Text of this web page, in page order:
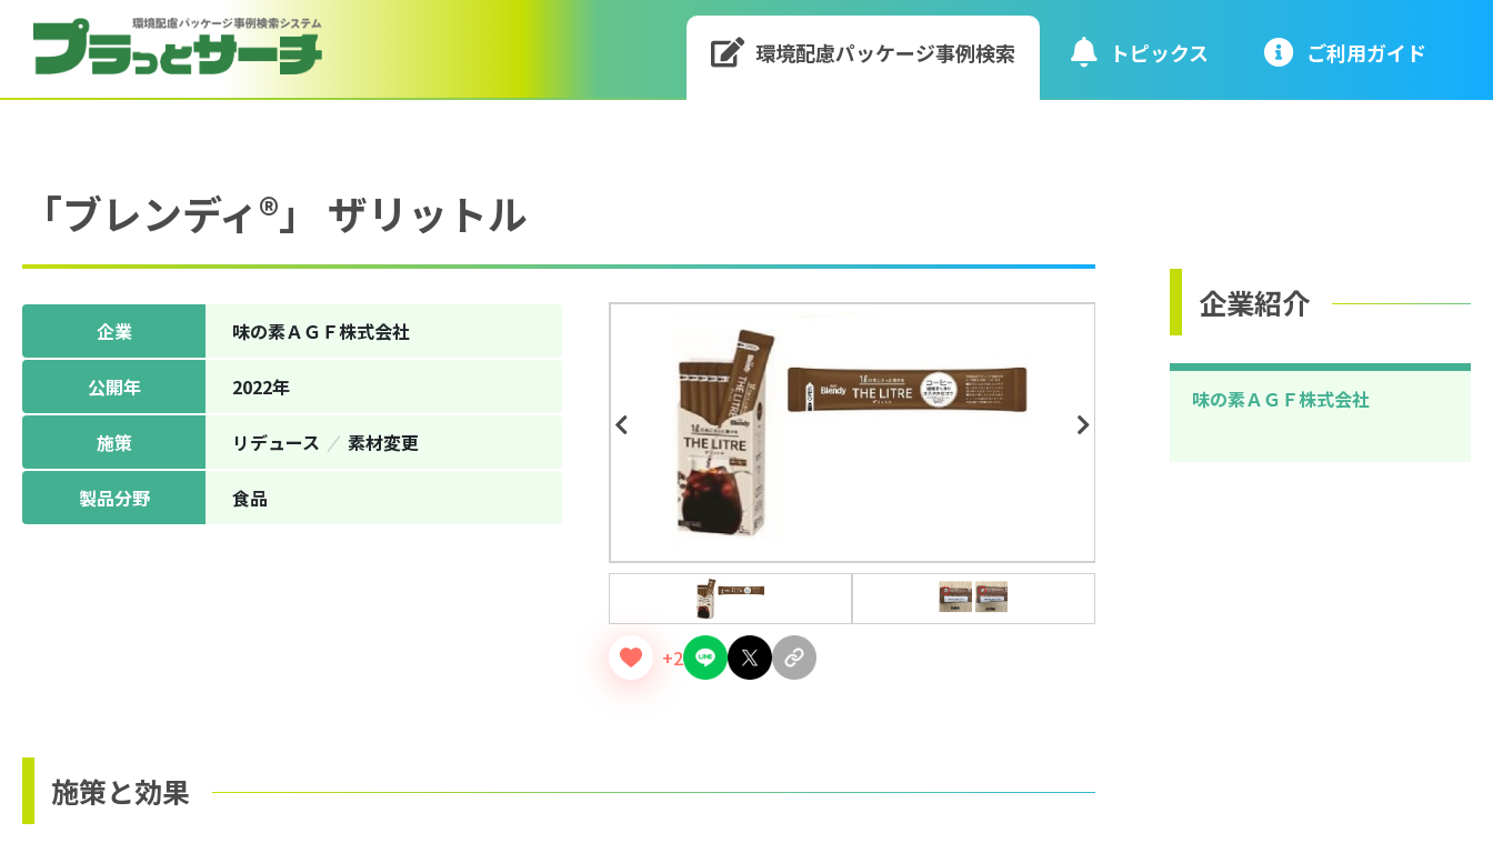
環境配慮パッケージ事例検索 トピックス ご利⽤ガイド
「ブレンディ®」 ザリットル
Previous Next
+2
企業 味の素ＡＧＦ株式会社
公開年 2022年
施策 リデュース 素材変更
製品分野 ⾷品
施策と効果
企業紹介
味の素ＡＧＦ株式会社